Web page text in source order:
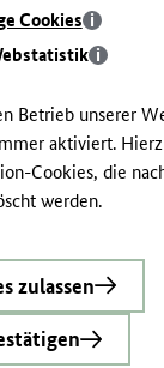
Cookies
Betrieb unserer
aktiviert.
Cookies, die
werden.
zulassen